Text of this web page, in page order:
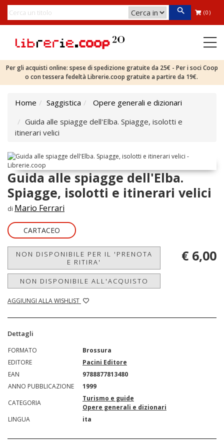
(0)
Per gli acquisti online: spese di spedizione gratuite da 25€ - Per i soci Coop
o con tessera fedeltà Librerie.coop gratuite a partire da 19€.
Home Saggistica
Opere generali e dizionari
Guida alle spiagge dell'Elba. Spiagge, isolotti e
itinerari velici
Guida alle spiagge dell'Elba.
Spiagge, isolotti e itinerari velici
di Mario Ferrari
CARTACEO
NON DISPONIBILE PER IL 'PRENOTA
E RITIRA'
NON DISPONIBILE ALL'ACQUISTO
AGGIUNGI ALLA WISHLIST
€ 6,00
Dettagli
FORMATO
Brossura
EDITORE
Pacini Editore
EAN
9788877813480
ANNO PUBBLICAZIONE
1999
CATEGORIA
Turismo e guide
Opere generali e dizionari
LINGUA
ita